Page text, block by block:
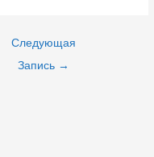
Следующая
Запись →